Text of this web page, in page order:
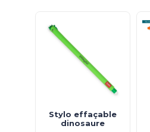
Stylo effaçable
dinosaure